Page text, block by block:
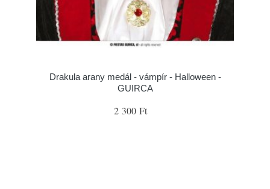
Drakula arany medál - vámpír - Halloween -
GUIRCA
2 300 Ft